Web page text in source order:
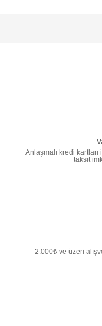
Anlaşmalı kredi kartları
taksit
2.000₺ ve üzeri